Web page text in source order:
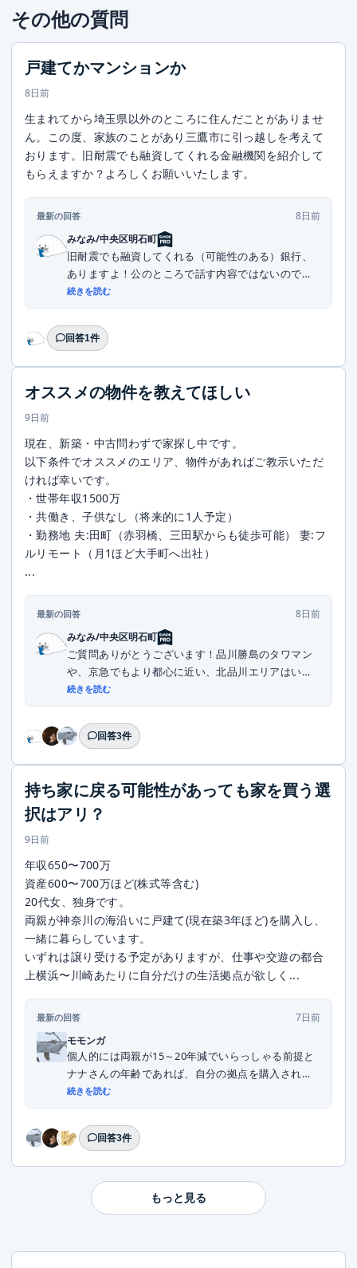
その他の質問
戸建てかマンションか
8日前
生まれてから埼玉県以外のところに住んだことがありませ
ん。この度、家族のことがあり三鷹市に引っ越しを考えて
おります。旧耐震でも融資してくれる金融機関を紹介して
もらえますか？よろしくお願いいたします。
最新の回答
8日前
みなみ/中央区明石町
旧耐震でも融資してくれる（可能性のある）銀行、
ありますよ！公のところで話す内容ではないので、
DMい...
続きを読む
回答1件
オススメの物件を教えてほしい
9日前
現在、新築・中古問わずで家探し中です。
以下条件でオススメのエリア、物件があればご教示いただ
ければ幸いです。
・世帯年収1500万
・共働き、子供なし（将来的に1人予定）
・勤務地 夫:田町（赤羽橋、三田駅からも徒歩可能） 妻:フ
ルリモート（月1ほど大手町へ出社）
...
最新の回答
8日前
みなみ/中央区明石町
ご質問ありがとうございます！品川勝島のタワマン
や、京急でもより都心に近い、北品川エリアはいか
がでし...
続きを読む
回答3件
持ち家に戻る可能性があっても家を買う選
択はアリ？
9日前
年収650〜700万
資産600〜700万ほど(株式等含む)
20代女、独身です。
両親が神奈川の海沿いに戸建て(現在築3年ほど)を購入し、
一緒に暮らしています。
いずれは譲り受ける予定がありますが、仕事や交遊の都合
上横浜〜川崎あたりに自分だけの生活拠点が欲しく...
最新の回答
7日前
モモンガ
個人的には両親が15～20年減でいらっしゃる前提と
ナナさんの年齢であれば、自分の拠点を購入される
こ...
続きを読む
回答3件
もっと見る